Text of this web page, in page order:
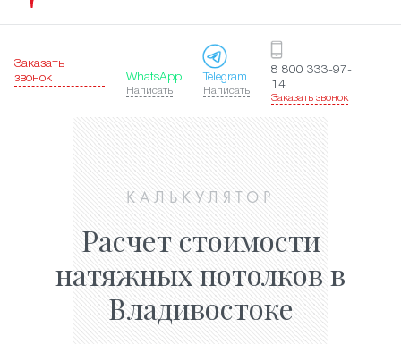
Заказать
звонок
WhatsApp
Написать
Telegram
Написать
8 800 333-97-
14
Заказать звонок
КАЛЬКУЛЯТОР
Расчет стоимости
натяжных потолков в
Владивостоке